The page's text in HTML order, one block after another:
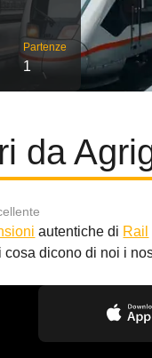
Partenze
1
da
autentiche di Rail
cosa dicono di noi i